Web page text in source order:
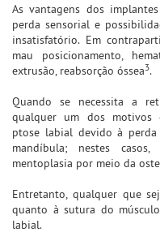
As vantagens dos
perda sensorial e
insatisfatório. Em
mau posicionamento,
extrusão, reabsorção óssea3.
Quando se necessita a
qualquer um dos motivos
ptose labial devido à
mandíbula; nestes
mentoplasia por meio da
Entretanto, qualquer que
quanto à sutura do
labial.